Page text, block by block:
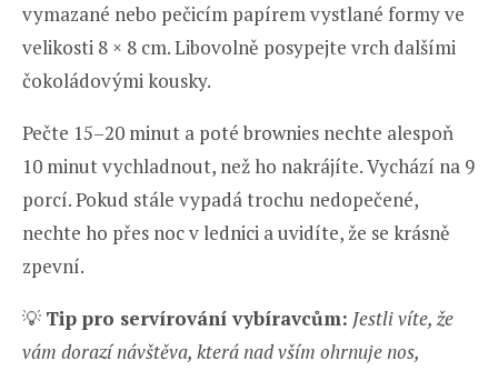
vymazané nebo pečicím papírem vystlané formy ve
velikosti 8 × 8 cm. Libovolně posypejte vrch dalšími
čokoládovými kousky.
Pečte 15–20 minut a poté brownies nechte alespoň
10 minut vychladnout, než ho nakrájíte. Vychází na 9
porcí. Pokud stále vypadá trochu nedopečené,
nechte ho přes noc v lednici a uvidíte, že se krásně
zpevní.
💡 Tip pro servírování vybíravcům: Jestli víte, že
vám dorazí návštěva, která nad vším ohrnuje nos,